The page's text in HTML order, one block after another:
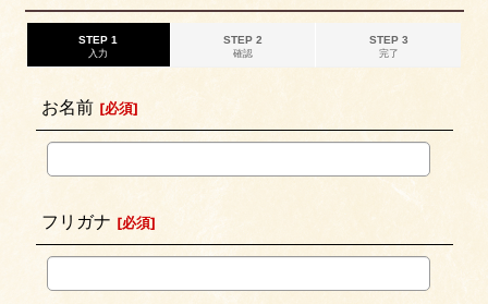
STEP 1
入力
STEP 2
確認
STEP 3
完了
お名前 [必須]
フリガナ [必須]